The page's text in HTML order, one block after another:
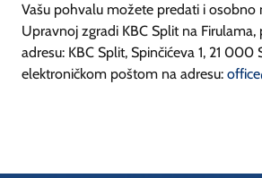
Vašu pohvalu možete predati i osobno
Upravnoj zgradi KBC Split na
adresu: KBC Split, Spinčićeva 1, 21 000
elektroničkom poštom na adresu: